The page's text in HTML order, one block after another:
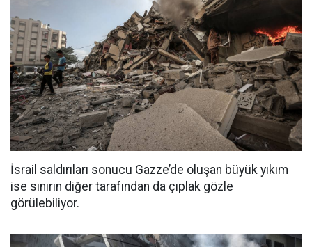
İsrail saldırıları sonucu Gazze’de oluşan büyük yıkım
ise sınırın diğer tarafından da çıplak gözle
görülebiliyor.